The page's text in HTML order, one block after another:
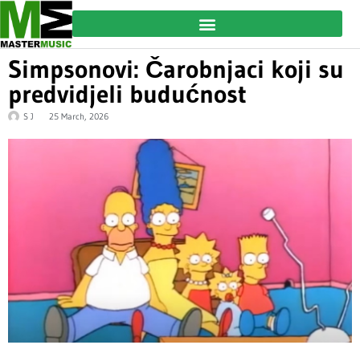
Simpsonovi: Čarobnjaci koji su
predvidjeli budućnost
S J 25 March, 2026